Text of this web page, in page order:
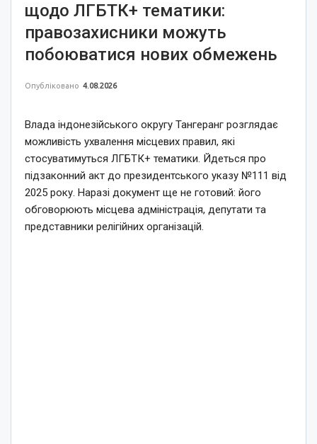
щодо ЛГБТК+ тематики:
правозахисники можуть
побоюватися нових обмежень
Опубліковано 4.08.2026
Влада індонезійського округу Тангеранг розглядає
можливість ухвалення місцевих правил, які
стосуватимуться ЛГБТК+ тематики. Йдеться про
підзаконний акт до президентського указу №111 від
2025 року. Наразі документ ще не готовий: його
обговорюють місцева адміністрація, депутати та
представники релігійних організацій.